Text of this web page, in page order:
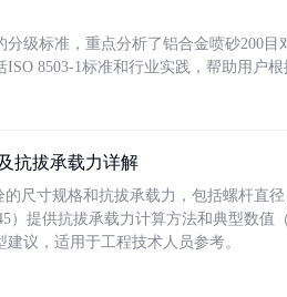
级标准，重点分析了铝合金喷砂200
8503-1标准和行业实践，帮助用户根
抗拔承载力详解
尺寸规格和抗拔承载力，包括螺杆直
）提供抗拔承载力计算方法和典型数值
议，适用于工程技术人员参考。